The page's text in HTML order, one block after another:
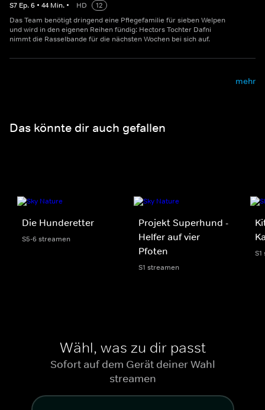
S7 Ep.6 • 44 Min. • HD
12
Das Team benötigt dringend eine Pflegefamilie für sieben Welpen
und wird in den eigenen Reihen fündig: Hectors Tochter Dafni
nimmt die Rasselbande für die nächsten Wochen bei sich auf.
mehr
Das könnte dir auch gefallen
Die Hunderetter
S5-6 streamen
Projekt Superhund -
Helfer auf vier
Pfoten
S1 streamen
Wähl, was zu dir passt
Sofort auf dem Gerät deiner Wahl
streamen